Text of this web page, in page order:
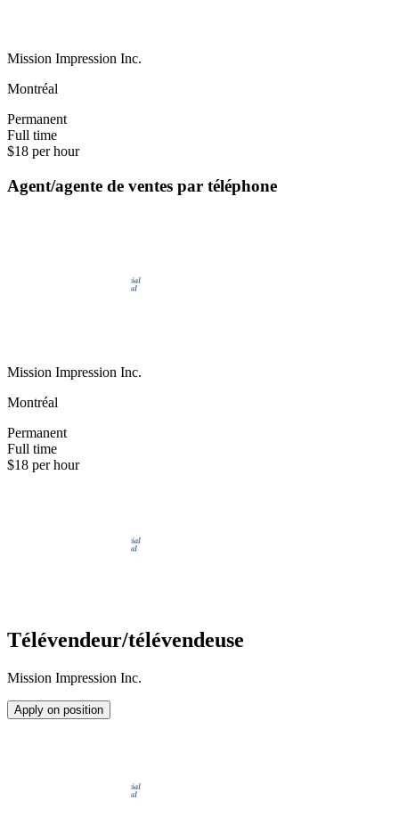
Mission Impression Inc.
Montréal
Permanent
Full time
$18 per hour
Agent/agente de ventes par téléphone
Mission Impression Inc.
Montréal
Permanent
Full time
$18 per hour
Télévendeur/télévendeuse
Mission Impression Inc.
Apply on position